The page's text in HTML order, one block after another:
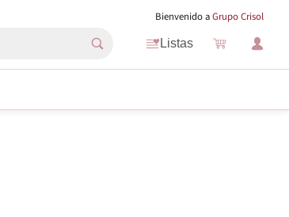
Bienvenido aGrupo Crisol
Listas